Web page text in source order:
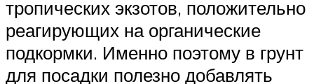
тропических экзотов, положительно
реагирующих на органические
подкормки. Именно поэтому в грунт
для посадки полезно добавлять